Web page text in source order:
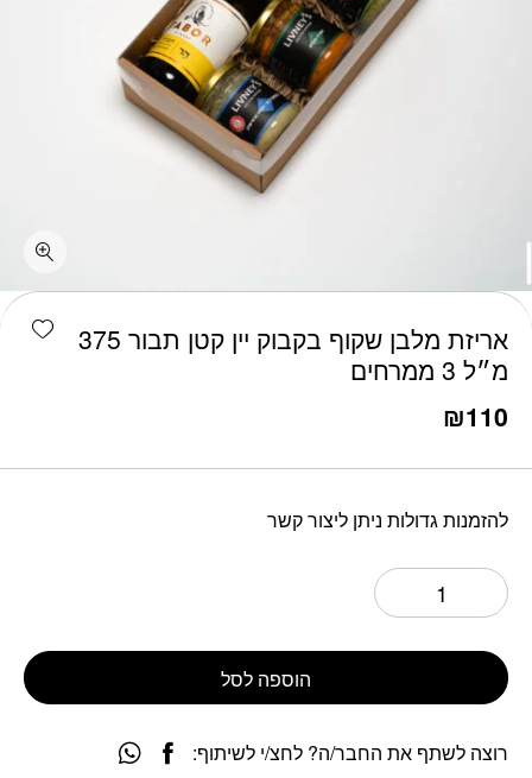
אריזת מלבן שקוף בקבוק יין קטן תבור 375
מ״ל 3 ממרחים
₪110
להזמנות גדולות ניתן ליצור קשר
כמות אריזת מלבן שקוף בקבוק יין קטן תבור 375 מ״ל 3 ממרחים
הוספה לסל
רוצה לשתף את החבר/ה? לחצ/י לשיתוף: